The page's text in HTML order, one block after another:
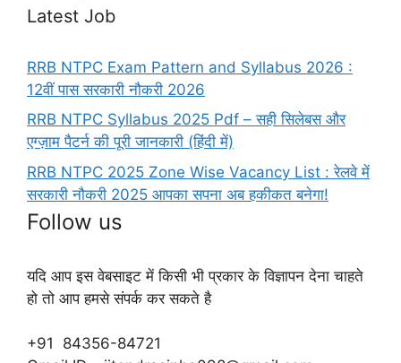
Latest Job
RRB NTPC Exam Pattern and Syllabus 2026 :
12वीं पास सरकारी नौकरी 2026
RRB NTPC Syllabus 2025 Pdf – सही सिलेबस और
एग्ज़ाम पैटर्न की पूरी जानकारी (हिंदी में)
RRB NTPC 2025 Zone Wise Vacancy List : रेलवे में
सरकारी नौकरी 2025 आपका सपना अब हकीकत बनेगा!
Follow us
यदि आप इस वेबसाइट में किसी भी प्रकार के विज्ञापन देना चाहते
हो तो आप हमसे संपर्क कर सकते है
+91 84356-84721